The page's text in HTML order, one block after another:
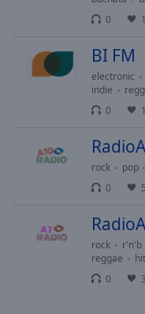
dialog
window.
0
BI FM
electronic
indie
0
rock pop
0
5
rock r'n'b
reggae
0
3